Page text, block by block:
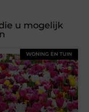
u mogelijk
WONING EN TUIN